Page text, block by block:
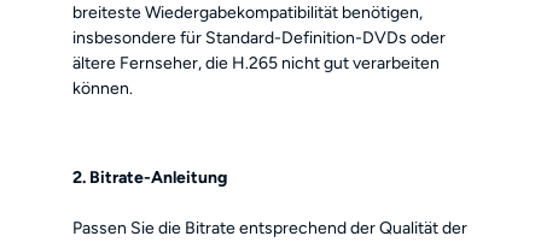
breiteste Wiedergabekompatibilität benötigen,
insbesondere für Standard-Definition-DVDs oder
ältere Fernseher, die H.265 nicht gut verarbeiten
können.
2. Bitrate-Anleitung
Passen Sie die Bitrate entsprechend der Qualität der